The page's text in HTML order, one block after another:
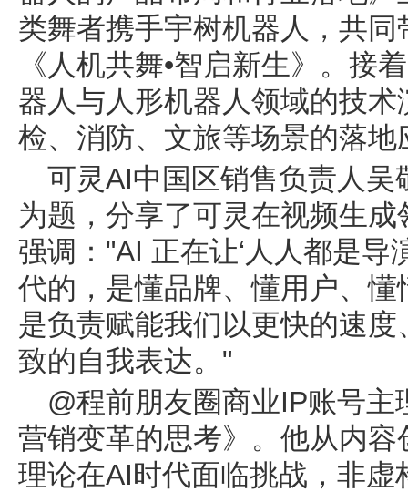
类舞者携手宇树机器人，共
《人机共舞•智启新生》。接
器人与人形机器人领域的技
检、消防、文旅等场景的落地
可灵AI中国区销售负责人
为题，分享了可灵在视频生
强调："AI 正在让‘人人都是
代的，是懂品牌、懂用户、
是负责赋能我们以更快的速
致的自我表达。"
@程前朋友圈商业IP账号
营销变革的思考》。他从内
理论在AI时代面临挑战，非